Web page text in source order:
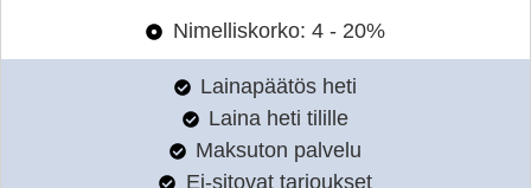
Nimelliskorko: 4 - 20%
Lainapäätös heti
Laina heti tilille
Maksuton palvelu
Ei-sitovat tarjoukset